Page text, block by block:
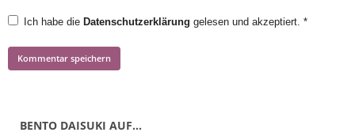
Ich habe die Datenschutzerklärung gelesen und akzeptiert. *
BENTO DAISUKI AUF…